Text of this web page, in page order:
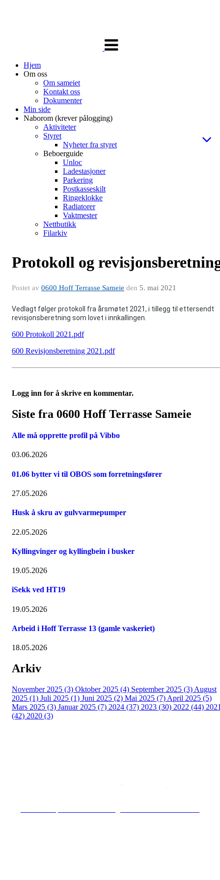
navigasjon
Hjem
Om oss
Om sameiet
Kontakt oss
Dokumenter
Min side
Naborom (krever pålogging)
Aktiviteter
Styret
Nyheter fra styret
Beboerguide
Unloc
Ladestasjoner
Parkering
Postkasseskilt
Ringeklokke
Radiatorer
Vaktmester
Nettbutikk
Filarkiv
Protokoll og
Postet av 0600 Hoff Terrasse Sameie den 5. mai 2021
Vedlagt følger protokoll fra årsmøtet 2021, i tillegg til ettersendt
revisjonsberetning som lovet i innkallingen.
600 Protokoll 2021.pdf
600 Revisjonsberetning 2021.pdf
Logg inn for å skrive en kommentar.
Siste fra 0600 Hoff Terrasse Sameie
Alle må opprette profil på Vibbo
03.06.2026
01.06 bytter vi til OBOS som forretningsfører
27.05.2026
Husk å skru av gulvvarmepumper
22.05.2026
Kyllingvinger og kyllingbein i busker
19.05.2026
iSekk ved HT19
19.05.2026
Arbeid i Hoff Terrasse 13 (gamle vaskeriet)
18.05.2026
Arkiv
November 2025 (3) Oktober 2025 (4) September 2025 (3) August
2025 (1) Juli 2025 (1) Juni 2025 (2) Mai 2025 (7) April 2025 (5)
Mars 2025 (3) Januar 2025 (7) 2024 (37) 2023 (30) 2022 (44)
(42) 2020 (3)